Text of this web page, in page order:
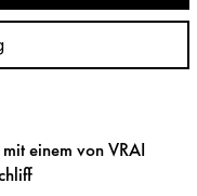
einem von VRAI